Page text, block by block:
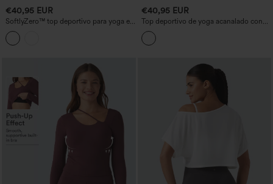
€40,95 EUR
SoftlyZero™ top deportivo para yoga en
tejido plush suave con efecto push-up,
paneles de malla a contraste y mangas
largas
€40,95 EUR
Top deportivo de yoga acanalado con
efecto push-up, escote cuadrado,
mangas largas y aberturas para el pulgar